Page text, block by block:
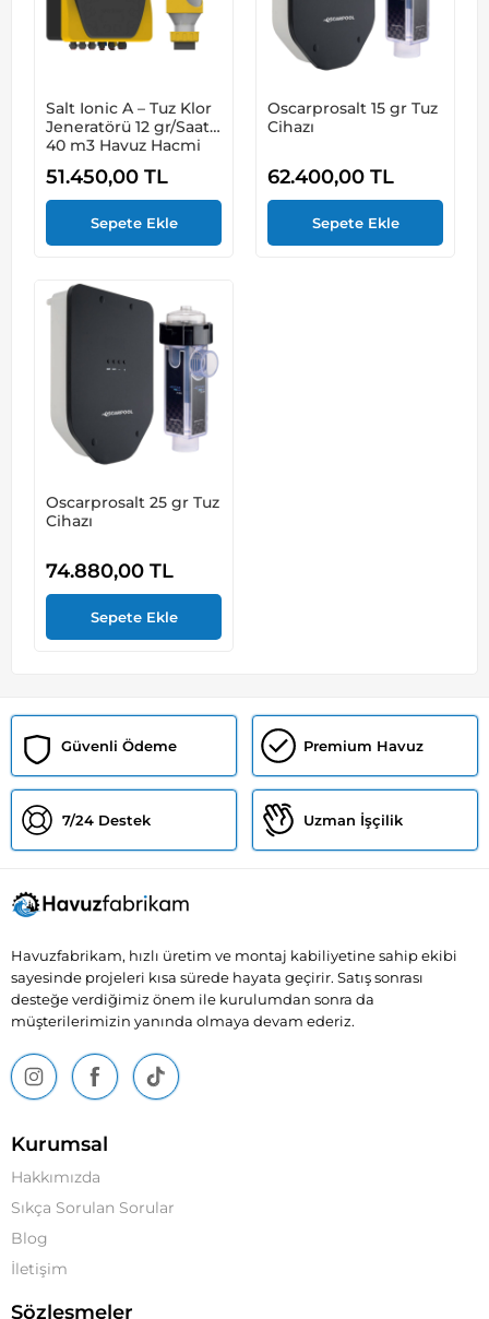
Salt Ionic A – Tuz Klor
Jeneratörü 12 gr/Saat
40 m3 Havuz Hacmi
51.450,00 TL
Oscarprosalt 15 gr Tuz
Cihazı
62.400,00 TL
Oscarprosalt 25 gr Tuz
Cihazı
74.880,00 TL
Güvenli Ödeme Premium Havuz
7/24 Destek Uzman İşçilik
Havuzfabrikam, hızlı üretim ve montaj kabiliyetine sahip ekibi
sayesinde projeleri kısa sürede hayata geçirir. Satış sonrası
desteğe verdiğimiz önem ile kurulumdan sonra da
müşterilerimizin yanında olmaya devam ederiz.
Kurumsal
Hakkımızda
Sıkça Sorulan Sorular
Blog
İletişim
Sözleşmeler